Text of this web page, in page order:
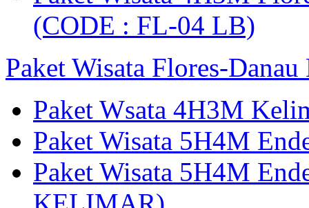
(CODE : FL-04 LB)
Paket Wisata Flores-
Paket Wsata 4H3M
Paket Wisata 5H4M
Paket Wisata 5H4M